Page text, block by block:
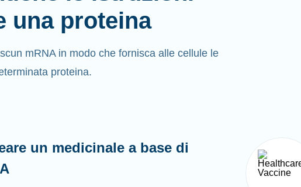
una proteina
mRNA in modo che fornisca alle cellule le
proteina.
un medicinale a base di